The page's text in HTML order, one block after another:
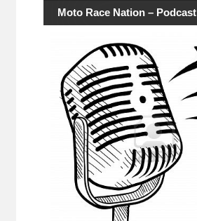
Moto Race Nation – Podcast